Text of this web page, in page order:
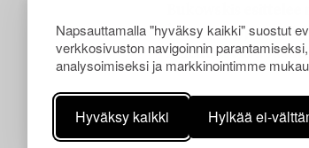
Napsauttamalla "hyväksy kaikki" suostut
verkkosivuston navigoinnin
analysoimiseksi ja markkinointimme
Hyväksy kaikki Hylkää ei-
Bukowskis
kansanryijyjä
innoituksensa